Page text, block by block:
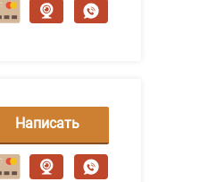
Написать
сообщение